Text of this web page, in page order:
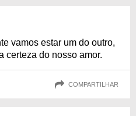
vamos estar um do outro,
certeza do nosso amor.
COMPARTILHAR